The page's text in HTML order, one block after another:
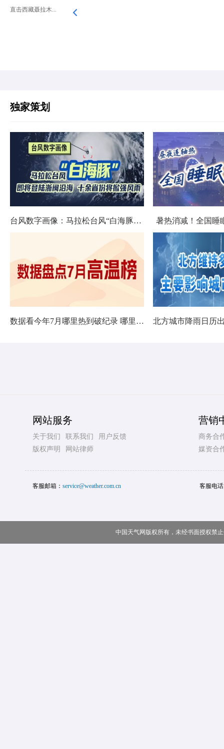
直击西藏聂拉木...
独家策划
台风数字画像：马拉松台风“白海豚”将影响十余省份 暑热消减！全国睡
数据看今年7月哪里热到破纪录 哪里暑热连轴转
网站服务
关于我们 联系我们
用户反馈
版权声明
网站律师
营销
商务合
媒资合
客服邮箱： service@weather.com.cn 客服电
中国天气网版权所有，未经书面授权